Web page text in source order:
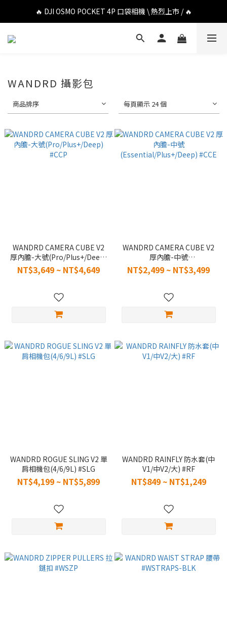
🔥 DJI OSMO POCKET 4P 口袋相機 \ 熱烈上市 / 🔥
🔥 DJI OSMO POCKET 4P 口袋相機 \ 熱烈上市 / 🔥
🔥 Insta360 Luna Ultra 雲台相機 \ 熱烈上市 / 🔥
🔥 DJI OSMO POCKET 4P 口袋相機 \ 熱烈上市 / 🔥
WANDRD 攝影包
商品排序 每頁顯示 24 個
WANDRD CAMERA CUBE V2
厚內膽-大號(Pro/Plus+/Deep)
#CCP
NT$3,649 ~ NT$4,649
WANDRD CAMERA CUBE V2
厚內膽-中號
(Essential/Plus+/Deep) #CCE
NT$2,499 ~ NT$3,499
WANDRD ROGUE SLING V2 單
肩相機包(4/6/9L) #SLG
NT$4,199 ~ NT$5,899
WANDRD RAINFLY 防水套(中
V1/中V2/大) #RF
NT$849 ~ NT$1,249